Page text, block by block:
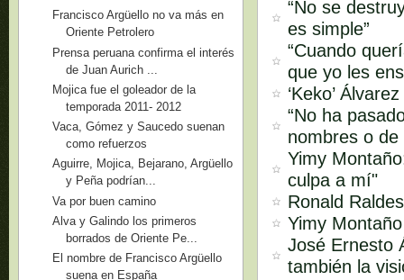
“No se
es simple”
“Cuando
que yo les
‘Keko’
“No ha
nombres o de
Yimy
culpa a mí"
Ronald
Yimy
José Ernesto
también la
Francisco Argüello no va más en
Oriente Petrolero
Prensa peruana confirma el interés
de Juan Aurich ...
Mojica fue el goleador de la
temporada 2011- 2012
Vaca, Gómez y Saucedo suenan
como refuerzos
Aguirre, Mojica, Bejarano, Argüello
y Peña podrían...
Va por buen camino
Alva y Galindo los primeros
borrados de Oriente Pe...
El nombre de Francisco Argüello
suena en España